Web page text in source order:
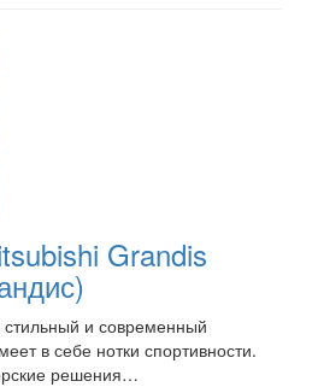
Grandis
и современный
в себе нотки спортивности.
решения…